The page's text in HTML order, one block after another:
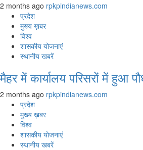
2 months ago rpkpindianews.com
प्रदेश
मुख्य ख़बर
विश्व
शासकीय योजनाएं
स्थानीय खबरें
मैहर में कार्यालय परिसरों में हुआ
2 months ago rpkpindianews.com
प्रदेश
मुख्य ख़बर
विश्व
शासकीय योजनाएं
स्थानीय खबरें